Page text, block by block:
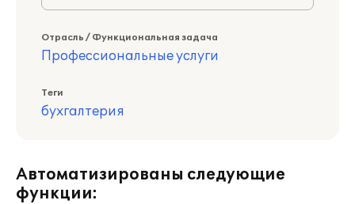
Отрасль / Функциональная задача
Профессиональные услуги
Теги
бухгалтерия
Автоматизированы следующие
функции: